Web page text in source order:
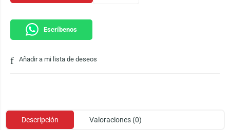
Escríbenos
Añadir a mi lista de deseos
Descripción Valoraciones (0)